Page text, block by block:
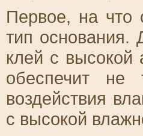
Первое, на что
тип основания.
клей с высокой
обеспечит не
воздействия
с высокой